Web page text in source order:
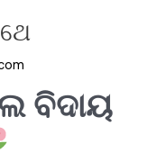
ବିଦାୟ